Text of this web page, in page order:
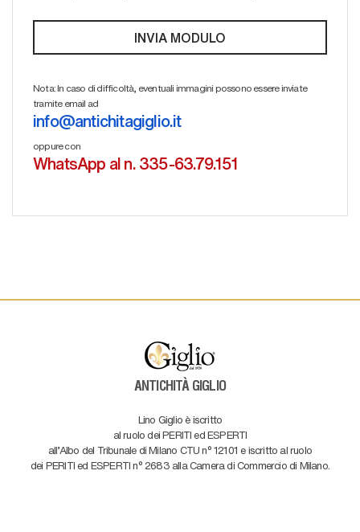
Nota: In caso di difficoltà, eventuali immagini possono essere inviate
tramite email ad
info@antichitagiglio.it
oppure con
WhatsApp al n. 335-63.79.151
ANTICHITÀ GIGLIO
Lino Giglio è iscritto
al ruolo dei PERITI ed ESPERTI
all'Albo del Tribunale di Milano CTU n° 12101 e iscritto al ruolo
dei PERITI ed ESPERTI n° 2683 alla Camera di Commercio di Milano.